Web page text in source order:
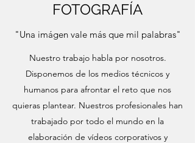
FOTOGRAFÍA
"Una imágen vale más que mil palabras"
Nuestro trabajo habla por nosotros.
Disponemos de los medios técnicos y
humanos para afrontar el reto que nos
quieras plantear. Nuestros profesionales han
trabajado por todo el mundo en la
elaboración de vídeos corporativos y